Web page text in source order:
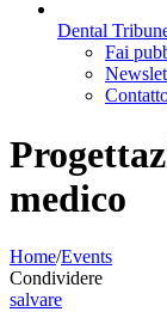
Dental
Fai
medico
Home/Events
Condividere
salvare